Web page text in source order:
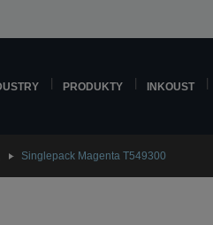
PRODUKTY INKOUST
Singlepack Magenta T549300